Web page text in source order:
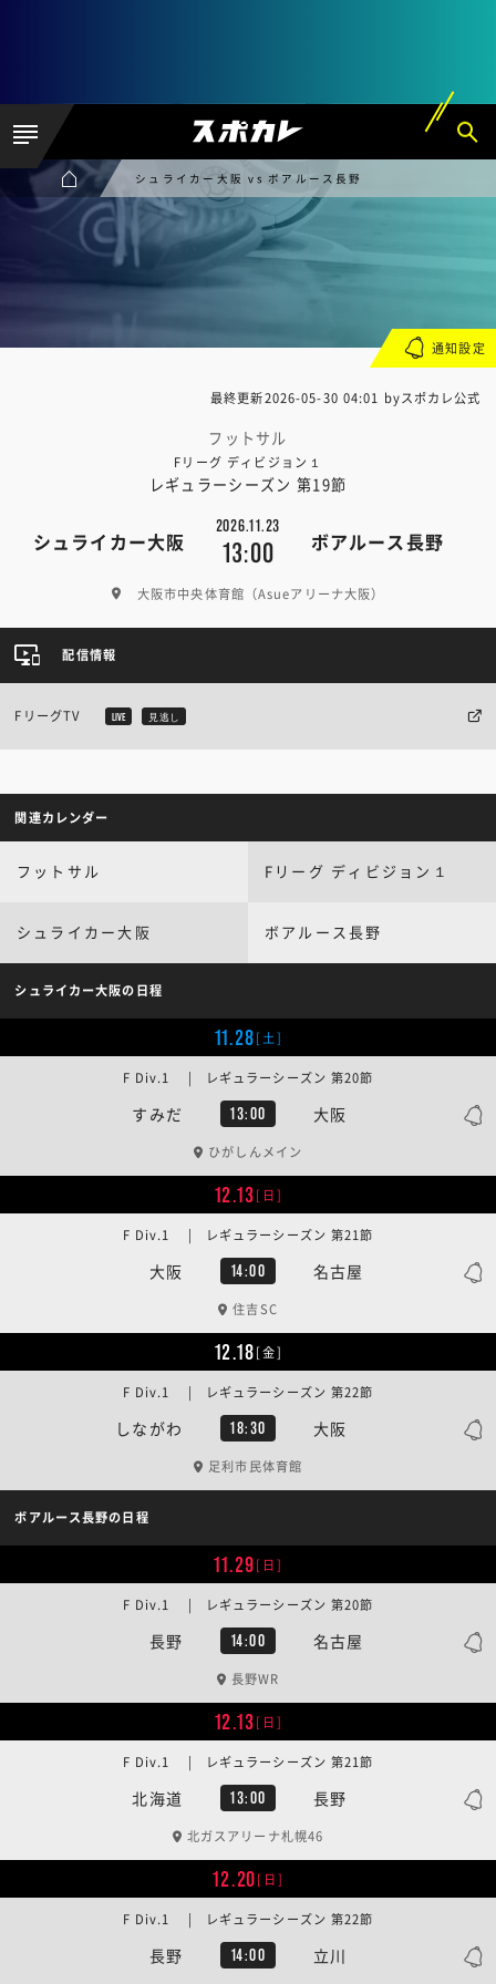
シュライカー大阪 vs ボアルース長野
最終更新2026-05-30 04:01 byスポカレ公式
フットサル
Fリーグ ディビジョン１
レギュラーシーズン 第19節
シュライカー大阪
2026.11.23
13:00 ボアルース長野
大阪市中央体育館（Asueアリーナ大阪）
通知設定
配信情報
FリーグTV LIVE 見逃し
関連カレンダー
フットサル Fリーグ ディビジョン１
シュライカー大阪 ボアルース長野
シュライカー大阪の日程
11.28[土]
すみだ 13:00 大阪
F Div.1 | レギュラーシーズン 第20節
ひがしんメイン
12.13[日]
大阪 14:00 名古屋
F Div.1 | レギュラーシーズン 第21節
住吉SC
12.18[金]
しながわ 18:30 大阪
F Div.1 | レギュラーシーズン 第22節
足利市民体育館
ボアルース長野の日程
11.29[日]
長野 14:00 名古屋
F Div.1 | レギュラーシーズン 第20節
長野WR
12.13[日]
北海道 13:00 長野
F Div.1 | レギュラーシーズン 第21節
北ガスアリーナ札幌46
12.20[日]
長野 14:00 立川
F Div.1 | レギュラーシーズン 第22節